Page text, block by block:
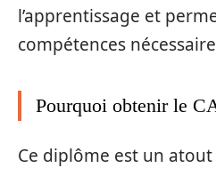
l’apprentissage et
compétences
Pourquoi obtenir le
Ce diplôme est un